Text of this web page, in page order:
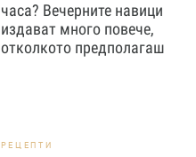
часа? Вечерните навици
издават много повече,
отколкото предполагаш
РЕЦЕПТИ